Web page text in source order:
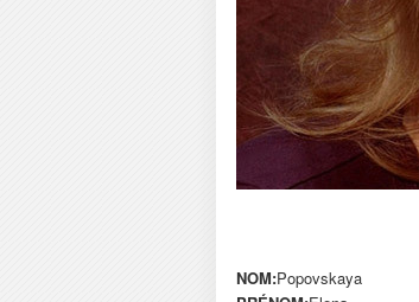
NOM:Popovskaya